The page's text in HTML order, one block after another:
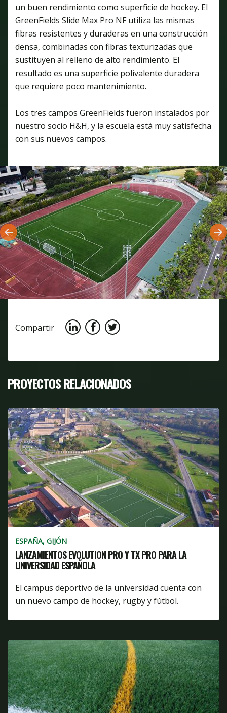
un buen rendimiento como superficie de hockey. El
GreenFields Slide Max Pro NF utiliza las mismas
fibras resistentes y duraderas en una construcción
densa, combinadas con fibras texturizadas que
sustituyen al relleno de alto rendimiento. El
resultado es una superficie polivalente duradera
que requiere poco mantenimiento.
Los tres campos GreenFields fueron instalados por
nuestro socio H&H, y la escuela está muy satisfecha
con sus nuevos campos.
Compartir
PROYECTOS RELACIONADOS
ESPAÑA, GIJÓN
LANZAMIENTOS EVOLUTION PRO Y TX PRO PARA LA
UNIVERSIDAD ESPAÑOLA
El campus deportivo de la universidad cuenta con
un nuevo campo de hockey, rugby y fútbol.